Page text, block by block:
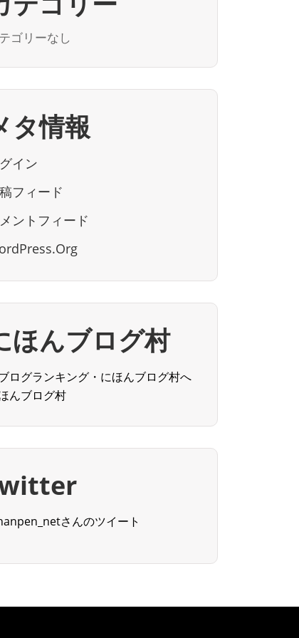
ゴリーなし
タ情報
イン
フィード
ントフィード
ほんブログ村
んブログ村
さんのツイート